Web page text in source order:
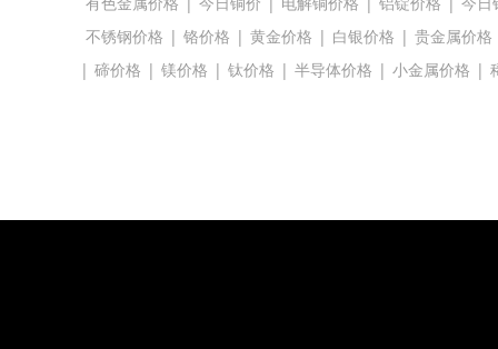
不锈钢价格 | 铬价格 | 黄金价格 | 白银价格 | 贵金属价格
| 碲价格 | 镁价格 | 钛价格 | 半导体价格 | 小金属价格 |